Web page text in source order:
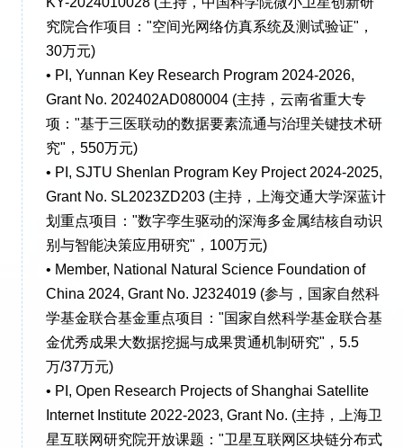
究院合作项目："空间光网络仿真系统及测试验证"，
30万元)
• PI, Yunnan Key Research Program 2024-2026,
Grant No. 202402AD080004 (主持，云南省重大专
项："基于三医联动的数据要素流通与治理关键技术研
究"，550万元)
• PI, SJTU Shenlan Program Key Project 2024-2025,
Grant No. SL2023ZD203 (主持，上海交通大学深蓝计
划重点项目："数字孪生驱动的深海多金属结核自动识
别与智能决策应用研究"，100万元)
• Member, National Natural Science Foundation of
China 2024, Grant No. J2324019 (参与，国家自然科
学基金联合基金重点项目："国家自然科学基金联合基
金优秀成果大数据挖掘与成果贯通机制研究"，5.5
万/37万元)
• PI, Open Research Projects of Shanghai Satellite
Internet Institute 2022-2023, Grant No. (主持，上海卫
星互联网研究院开放课题："卫星互联网区块链分布式